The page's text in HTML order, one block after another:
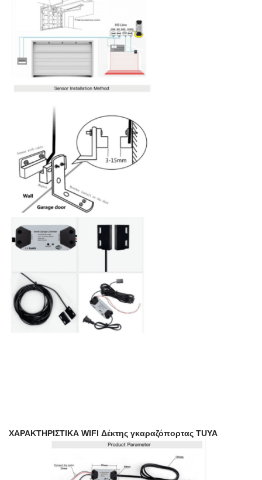
ΧΑΡΑΚΤΗΡΙΣΤΙΚΑ WIFI Δέκτης γκαραζόπορτας TUYA